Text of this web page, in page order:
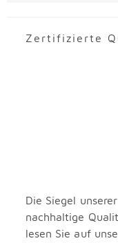
Zertifizierte
Die Siegel
nachhaltige
lesen Sie auf